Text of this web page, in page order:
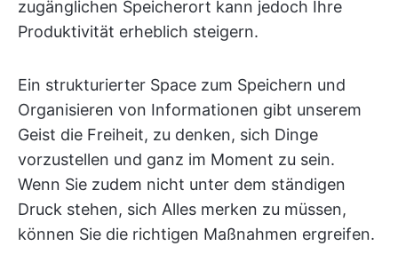
zugänglichen Speicherort kann jedoch Ihre
Produktivität erheblich steigern.
Ein strukturierter Space zum Speichern und
Organisieren von Informationen gibt unserem
Geist die Freiheit, zu denken, sich Dinge
vorzustellen und ganz im Moment zu sein.
Wenn Sie zudem nicht unter dem ständigen
Druck stehen, sich Alles merken zu müssen,
können Sie die richtigen Maßnahmen ergreifen.